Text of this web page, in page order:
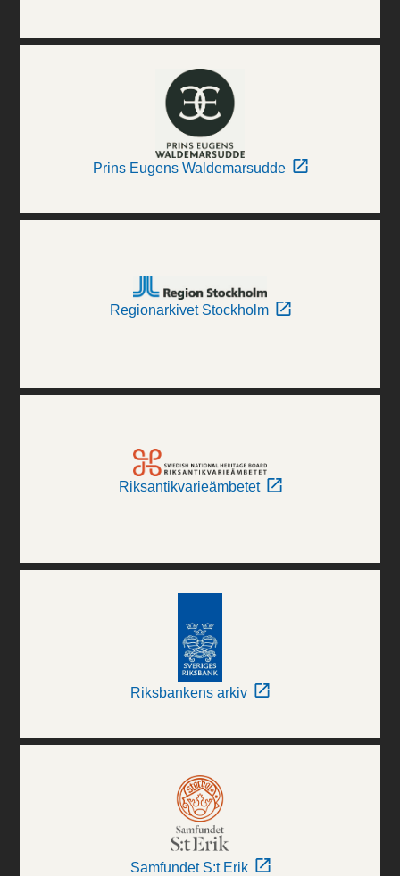
Prins Eugens Waldemarsudde
Regionarkivet Stockholm
Riksantikvarieämbetet
Riksbankens arkiv
Samfundet S:t Erik